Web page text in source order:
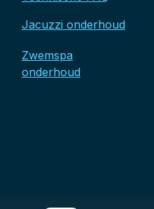
Jacuzzi onderhoud
Zwemspa
onderhoud